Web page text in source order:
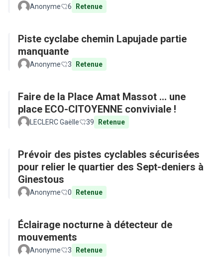
Anonyme 6 Retenue
Piste cyclabe chemin Lapujade partie
manquante
Anonyme 3 Retenue
Faire de la Place Amat Massot ... une
place ECO-CITOYENNE conviviale !
LECLERC Gaëlle 39 Retenue
Prévoir des pistes cyclables sécurisées
pour relier le quartier des Sept-deniers à
Ginestous
Anonyme 0 Retenue
Éclairage nocturne à détecteur de
mouvements
Anonyme 3 Retenue